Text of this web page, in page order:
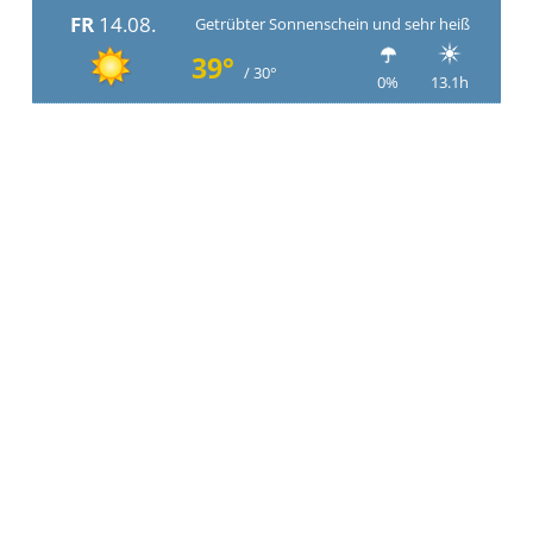
FR 14.08. Getrübter Sonnenschein und sehr heiß
39° / 30° 0% 13.1h